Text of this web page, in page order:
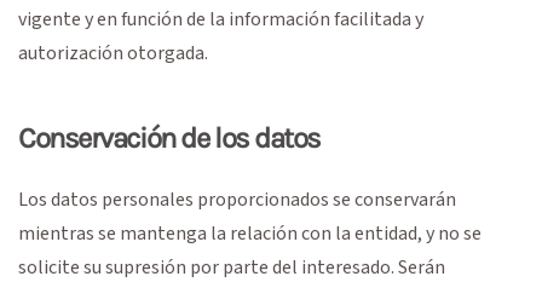
vigente y en función de la información facilitada y
autorización otorgada.
Conservación de los datos
Los datos personales proporcionados se conservarán
mientras se mantenga la relación con la entidad, y no se
solicite su supresión por parte del interesado. Serán